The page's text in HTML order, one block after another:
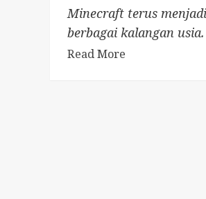
Minecraft terus
berbagai kalangan
Read More